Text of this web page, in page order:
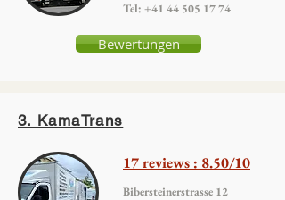
Tel: +41 44 505 17 74
Bewertungen
3. KamaTrans
17 reviews : 8.50/10
Bibersteinerstrasse 12